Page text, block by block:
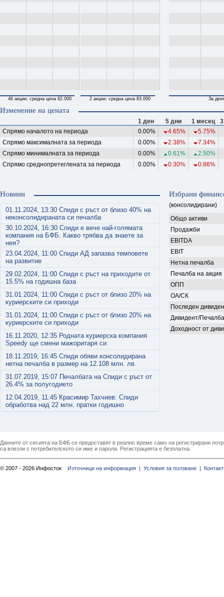
46 акции; средна цена 82.000 2 акции; средна цена 83.000 За
Изменение на цената
1 ден 5 дни 1 месец
Спрямо началото на периода
0.00% 4.65%
5.75%
Спрямо максималната за периода
0.00% 2.38%
7.34%
Спрямо минималната за периода
0.00% 0.61%
2.50%
Спрямо среднопретеглената за периода
0.00% 0.30% 0.86%
Новини
01.11.2024, 13:30 Спиди с ръст от близо 40% на
неконсолидираната си печалба
30.10.2024, 16:30 Спиди е вече най-голямата
компания на БФБ. Какво трябва да знаете за
нея?
23.04.2024, 11:00 Спиди АД запазва темповете
на развитие
29.02.2024, 11:00 Спиди с ръст на приходите от
15.5% на годишна база
31.01.2024, 11:00 Спиди с ръст от близо 20% на
куриерските си приходи
31.01.2024, 11:00 Спиди с ръст от близо 20% на
куриерските си приходи
16.11.2020, 12:35 Родната куриерска компания
Speedy ще смени мажоритаря си
18.11.2019, 16:45 Спиди обяви консолидирана
нетна печалба в размер на 12.108 млн. лв.
31.07.2019, 15:07 Печалбата на Спиди с ръст от
26.4% за полугодието
12.04.2019, 11:45 Красимир Тахчиев: Спиди
обработва над 22 млн. пратки годишно
Избрани
(консолидирани)
Общо активи
Продажби
EBITDA
EBIT
Нетна печалба
Печалба на акция
ОПП
ОА/СК
Последен
Дивидент/Печалба
Доходност от
Данните от сесията на БФБ се предоставят в реално време само на регистрирани
са влезли с потребителското си име и парола. Регистрацията е безплатна.
© 2007 - 2026 Инфосток Източници на информация | Условия за ползване |